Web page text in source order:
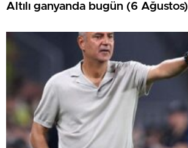
Altılı ganyanda bugün (6 Ağustos)